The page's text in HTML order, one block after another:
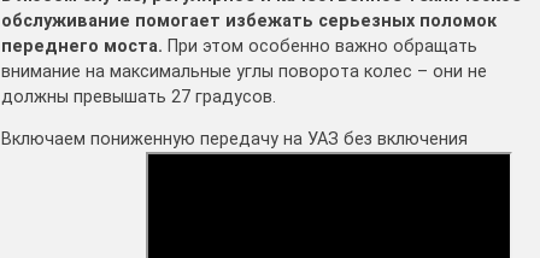
обслуживание помогает избежать серьезных поломок
переднего моста. При этом особенно важно обращать
внимание на максимальные углы поворота колес – они не
должны превышать 27 градусов.
Включаем пониженную передачу на УАЗ без включения